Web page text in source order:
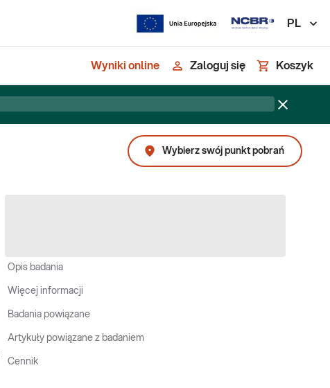
PL
Wyniki online Zaloguj się Koszyk
Wybierz swój punkt pobrań
Opis badania
Więcej informacji
Badania powiązane
Artykuły powiązane z badaniem
Cennik